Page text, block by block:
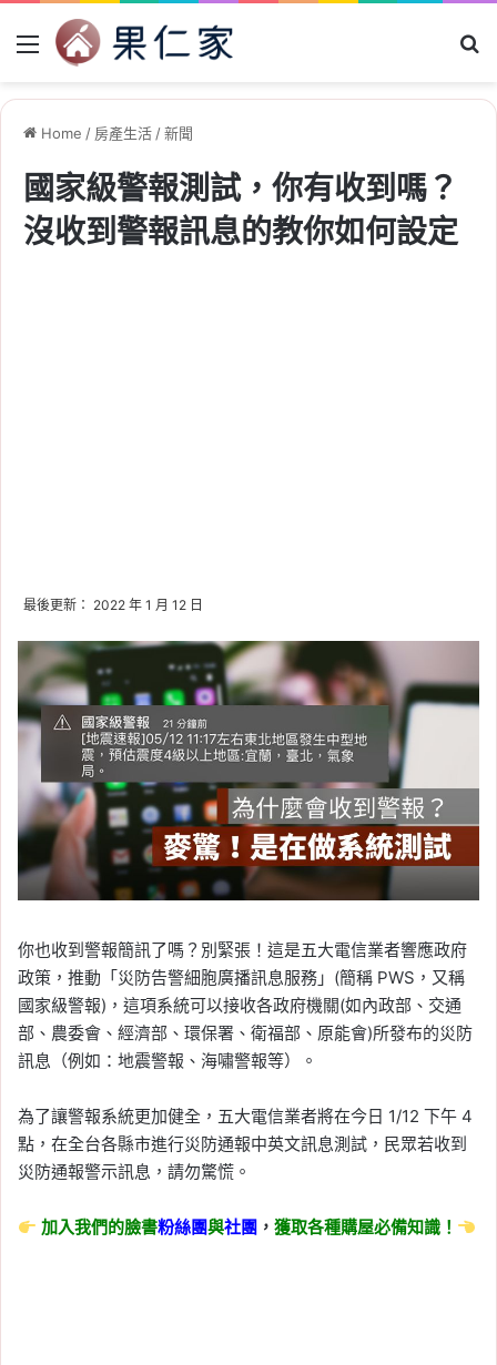
Menu
Home / 房產生活/新聞
國家級警報測試，你有收到嗎？
沒收到警報訊息的教你如何設定
最後更新： 2022 年 1 月 12 日
你也收到警報簡訊了嗎？別緊張！這是五大電信業者響應政府
政策，推動「災防告警細胞廣播訊息服務」(簡稱 PWS，又稱
國家級警報)，這項系統可以接收各政府機關(如內政部、交通
部、農委會、經濟部、環保署、衛福部、原能會)所發布的災防
訊息（例如：地震警報、海嘯警報等）。
為了讓警報系統更加健全，五大電信業者將在今日 1/12 下午 4
點，在全台各縣市進行災防通報中英文訊息測試，民眾若收到
災防通報警示訊息，請勿驚慌。
加入我們的臉書粉絲團與社團 ，獲取各種購屋必備知識！